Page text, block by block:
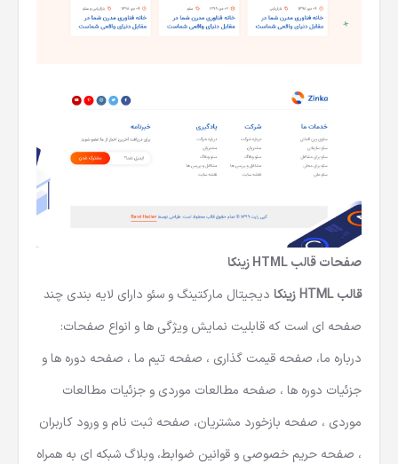
صفحاتقالب HTML زینکا
قالب HTML زینکا
دیجیتال مارکتینگ و سئو دارای لایه بندی چند
صفحه ای است که قابلیت نمایش ویژگی ها و انواع صفحات:
درباره ما، صفحه قیمت گذاری ، صفحه تیم ما ، صفحه دوره ها و
جزئیات دوره ها ، صفحه مطالعات موردی و جزئیات مطالعات
موردی ، صفحه بازخورد مشتریان، صفحه ثبت نام و ورود کاربران
، صفحه حریم خصوصی و قوانین ضوابط، وبلاگ شبکه ای به همراه